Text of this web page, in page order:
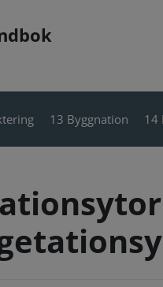
13 Byggnation 14